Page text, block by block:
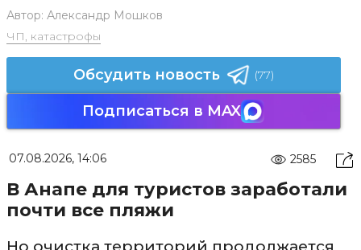
Автор: Александр Мошков
ЧП, катастрофы
Обсудить новость (77)
Подписаться в MAX
07.08.2026, 14:06 2585
В Анапе для туристов заработали
почти все пляжи